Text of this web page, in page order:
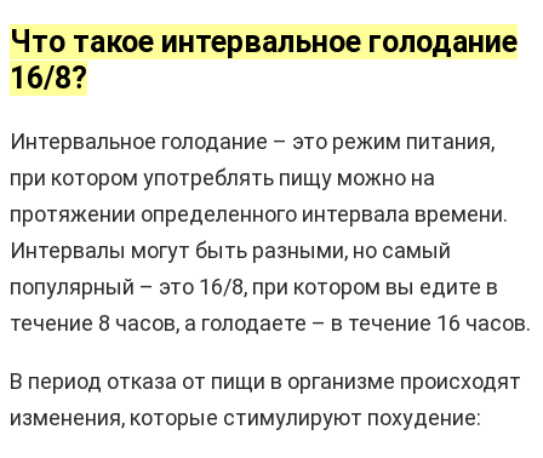
Что такое интервальное голодание
16/8?
Интервальное голодание – это режим питания,
при котором употреблять пищу можно на
протяжении определенного интервала времени.
Интервалы могут быть разными, но самый
популярный – это 16/8, при котором вы едите в
течение 8 часов, а голодаете – в течение 16 часов.
В период отказа от пищи в организме происходят
изменения, которые стимулируют похудение: